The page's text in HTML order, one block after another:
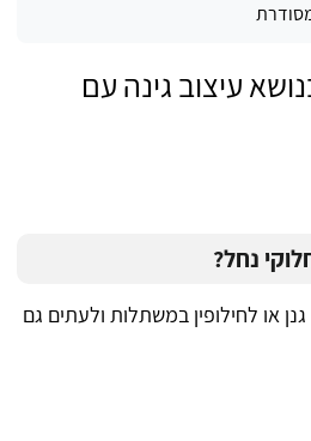
עיצוב גינה עם
נחל?
או לחילופין במשתלות ולעתים גם